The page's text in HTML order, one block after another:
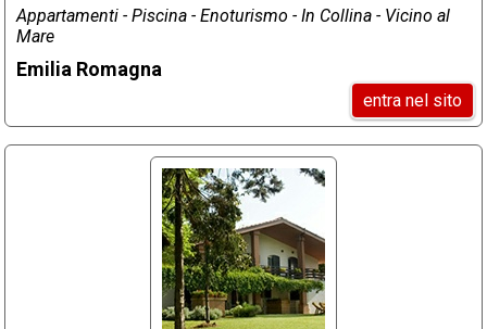
Appartamenti - Piscina - Enoturismo - In Collina - Vicino al
Mare
Emilia Romagna
entra nel sito